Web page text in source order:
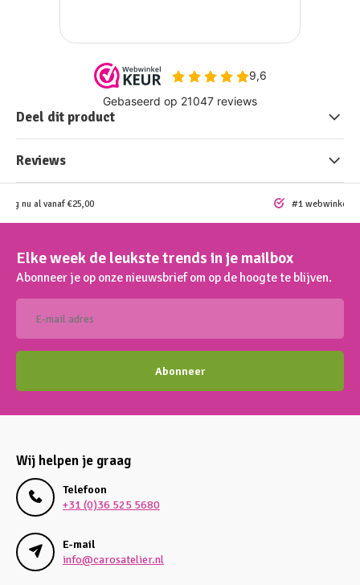
Deel dit product
Reviews
nu al vanaf €25,00 #1 webwinkel
Elke week de leukste trends in je mailbox
Abonneer je op onze nieuwsbrief om op de hoogte te blijven.
Abonneer
Wij helpen je graag
Telefoon
+31 (0)36 525 5680
E-mail
info@carosatelier.nl